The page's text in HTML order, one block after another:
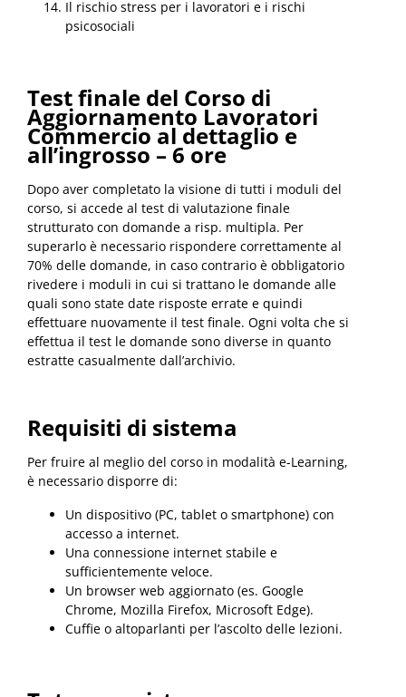
Il rischio stress per i lavoratori e i rischi
psicosociali
Test finale del Corso di
Aggiornamento Lavoratori
Commercio al dettaglio e
all’ingrosso – 6 ore
Dopo aver completato la visione di tutti i moduli del
corso, si accede al test di valutazione finale
strutturato con domande a risp. multipla. Per
superarlo è necessario rispondere correttamente al
70% delle domande, in caso contrario è obbligatorio
rivedere i moduli in cui si trattano le domande alle
quali sono state date risposte errate e quindi
effettuare nuovamente il test finale. Ogni volta che si
effettua il test le domande sono diverse in quanto
estratte casualmente dall’archivio.
Requisiti di sistema
Per fruire al meglio del corso in modalità e-Learning,
è necessario disporre di:
Un dispositivo (PC, tablet o smartphone) con
accesso a internet.
Una connessione internet stabile e
sufficientemente veloce.
Un browser web aggiornato (es. Google
Chrome, Mozilla Firefox, Microsoft Edge).
Cuffie o altoparlanti per l’ascolto delle lezioni.